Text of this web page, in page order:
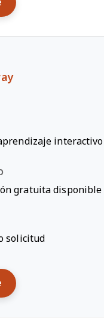
gratuita disponible
solicitud